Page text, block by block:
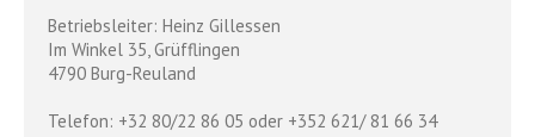
Betriebsleiter: Heinz Gillessen
Im Winkel 35, Grüfflingen
4790 Burg-Reuland
Telefon: +32 80/22 86 05 oder +352 621/ 81 66 34